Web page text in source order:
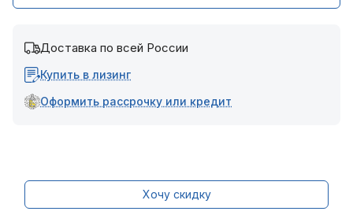
Доставка по всей России
Купить в лизинг
Оформить рассрочку или кредит
Хочу скидку